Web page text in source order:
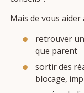
Mais de vous aider
retrouver
que parent
sortir des
blocage,